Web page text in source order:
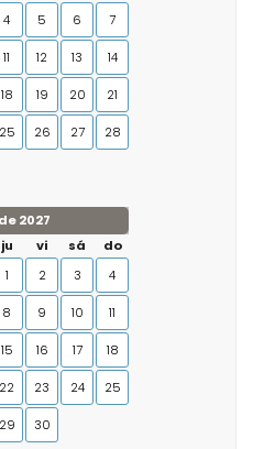
4 5 6 7
11 12 13 14
18 19 20 21
25 26 27 28
2027
ju vi sá
do
1
2 3 4
8 9 10 11
15 16 17 18
22 23 24 25
29 30